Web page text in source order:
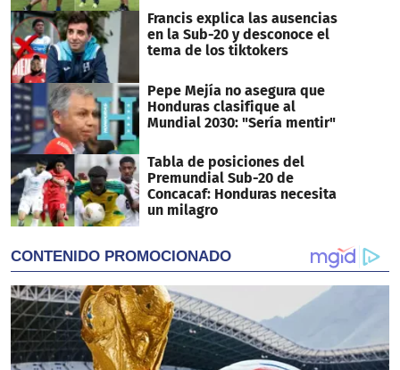
Francis explica las ausencias
en la Sub-20 y desconoce el
tema de los tiktokers
Pepe Mejía no asegura que
Honduras clasifique al
Mundial 2030: "Sería mentir"
Tabla de posiciones del
Premundial Sub-20 de
Concacaf: Honduras necesita
un milagro